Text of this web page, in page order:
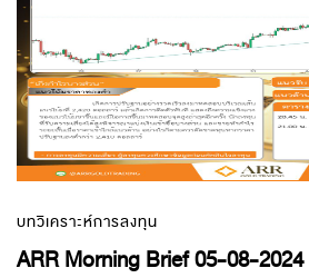
บทวิเคราะห์การลงทุน
ARR Morning Brief 05-08-2024